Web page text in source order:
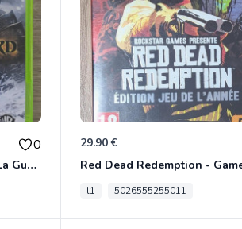
0
Le Seigneur Des Anneaux - La Guerre Du Nord Xbox 360
29.90 €
l1 5026555255011